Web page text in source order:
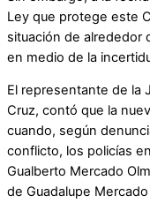
Ley que protege este
situación de alrededor
en medio de la
El representante de la
Cruz, contó que la
cuando, según
conflicto, los policías
Gualberto Mercado
de Guadalupe